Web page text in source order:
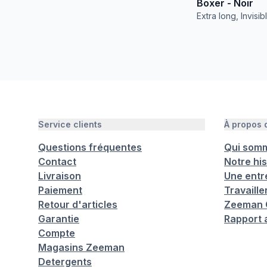
Boxer - Noir
Extra long,
Service clients
Questions fréquentes
Contact
Livraison
Paiement
Retour d'articles
Garantie
Compte
Magasins Zeeman
Detergents
À propos
Qui
Notre
Une
Zeeman
Rapport